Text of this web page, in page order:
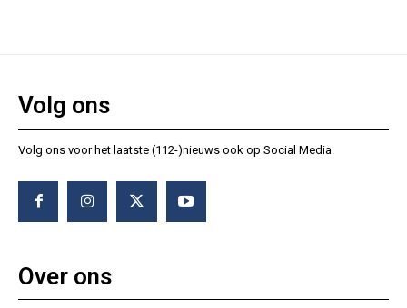
Volg ons
Volg ons voor het laatste (112-)nieuws ook op Social Media.
Over ons